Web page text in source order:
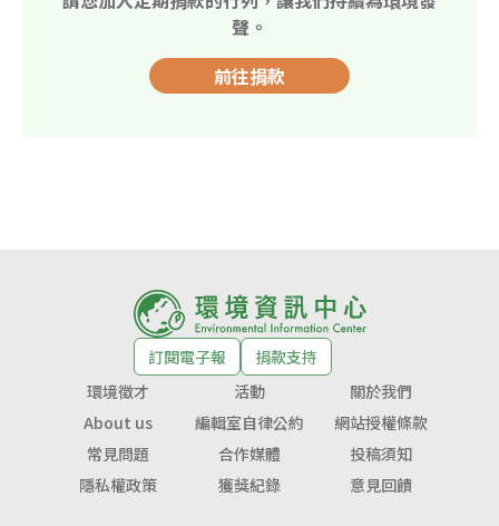
聲。
前往捐款
訂閱電子報
捐款支持
環境徵才
活動
關於我們
About us
編輯室自律公約
網站授權條款
常見問題
合作媒體
投稿須知
隱私權政策
獲獎紀錄 意見回饋